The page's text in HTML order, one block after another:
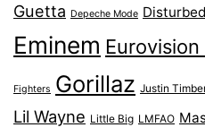
Guetta Depeche Mode Disturbed
Eminem
Fighters Gorillaz Justin
Lil Wayne Little Big LMFAO